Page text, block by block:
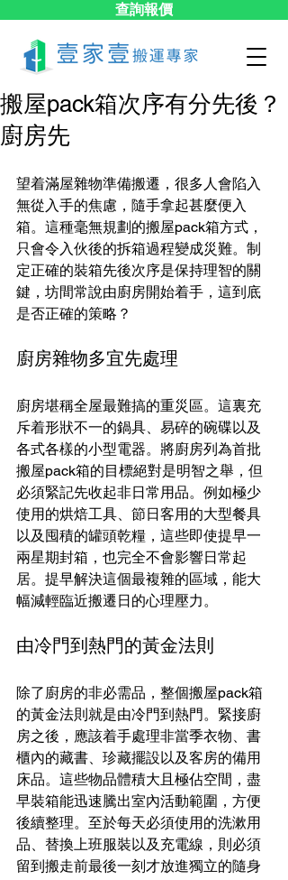
查詢報價
搬屋pack箱次序有分先後？
廚房先
望着滿屋雜物準備搬遷，很多人會陷入
無從入手的焦慮，隨手拿起甚麼便入
箱。這種毫無規劃的搬屋pack箱方式，
只會令入伙後的拆箱過程變成災難。制
定正確的裝箱先後次序是保持理智的關
鍵，坊間常說由廚房開始着手，這到底
是否正確的策略？
廚房雜物多宜先處理
廚房堪稱全屋最難搞的重災區。這裏充
斥着形狀不一的鍋具、易碎的碗碟以及
各式各樣的小型電器。將廚房列為首批
搬屋pack箱的目標絕對是明智之舉，但
必須緊記先收起非日常用品。例如極少
使用的烘焙工具、節日客用的大型餐具
以及囤積的罐頭乾糧，這些即使提早一
兩星期封箱，也完全不會影響日常起
居。提早解決這個最複雜的區域，能大
幅減輕臨近搬遷日的心理壓力。
由冷門到熱門的黃金法則
除了廚房的非必需品，整個搬屋pack箱
的黃金法則就是由冷門到熱門。緊接廚
房之後，應該着手處理非當季衣物、書
櫃內的藏書、珍藏擺設以及客房的備用
床品。這些物品體積大且極佔空間，盡
早裝箱能迅速騰出室內活動範圍，方便
後續整理。至於每天必須使用的洗漱用
品、替換上班服裝以及充電線，則必須
留到搬走前最後一刻才放進獨立的隨身